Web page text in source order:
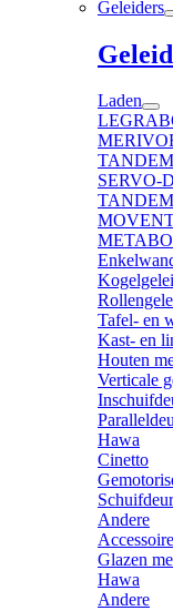
Geleiders
Laden
SERVO-
TANDEM
Tafel- en
Kast- en
Houten
Verticale
Hawa
Cinetto
Andere
Glazen
Hawa
Andere